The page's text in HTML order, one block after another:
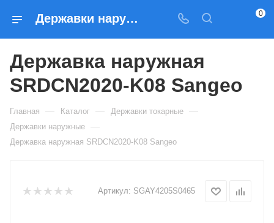
Державки наружные Державка наружная SRDCN2020-K08 Sangeo — купить по выгодным ценам в Москве 0
Державка наружная
SRDCN2020-K08 Sangeo
Главная — Каталог — Державки токарные —
Державки наружные —
Державка наружная SRDCN2020-K08 Sangeo
Артикул: SGAY4205S0465